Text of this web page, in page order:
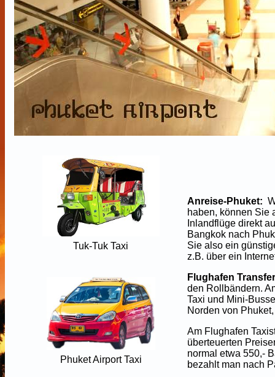
Tuk-Tuk Taxi
Phuket Airport Taxi
Anreise-Phuket:
haben, können Sie
Inlandflüge direkt
Bangkok nach
Sie also ein
z.B. über ein
Flughafen
den Rollbändern.
Taxi und Mini-
Norden von
Am Flughafen
überteuerten
normal etwa 550,-
bezahlt man nach